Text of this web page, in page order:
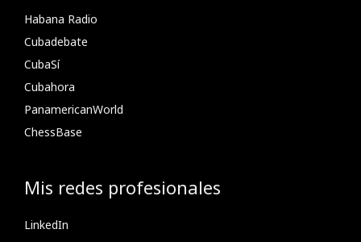
Habana Radio
Cubadebate
CubaSí
Cubahora
PanamericanWorld
ChessBase
Mis redes profesionales
LinkedIn